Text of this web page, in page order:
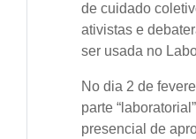
de cuidado
ativistas e
ser usada no
No dia 2 de
parte
presencial de